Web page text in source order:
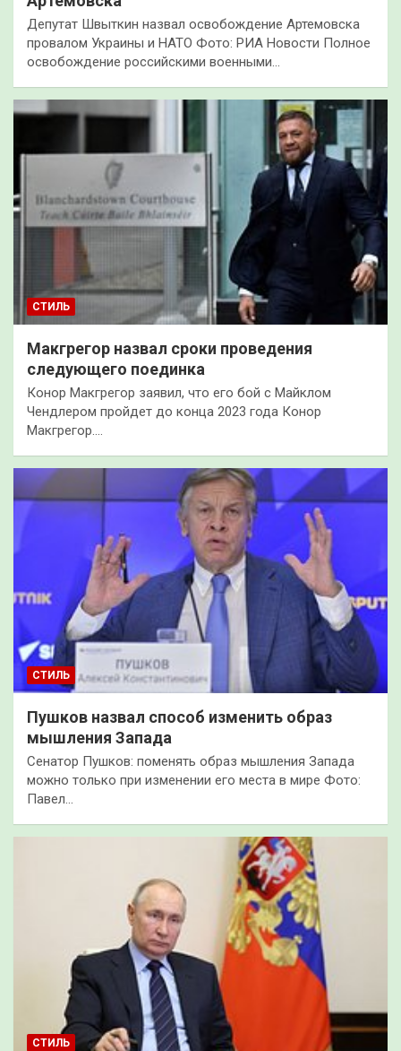
Депутат Швыткин назвал освобождение Артемовска
провалом Украины и НАТО Фото: РИА Новости Полное
освобождение российскими военными…
СТИЛЬ
Макгрегор назвал сроки проведения
следующего поединка
Конор Макгрегор заявил, что его бой с Майклом
Чендлером пройдет до конца 2023 года Конор
Макгрегор.…
СТИЛЬ
Пушков назвал способ изменить образ
мышления Запада
Сенатор Пушков: поменять образ мышления Запада
можно только при изменении его места в мире Фото:
Павел…
СТИЛЬ